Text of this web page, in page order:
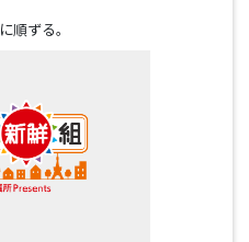
順ずる。